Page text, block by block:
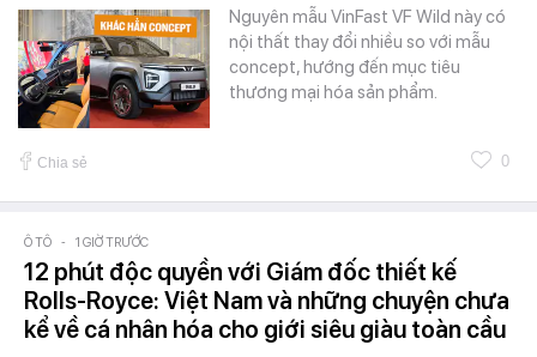
Nguyên mẫu VinFast VF Wild này có
nội thất thay đổi nhiều so với mẫu
concept, hướng đến mục tiêu
thương mại hóa sản phẩm.
Chia sẻ 0
Ô TÔ - 1 GIỜ TRƯỚC
12 phút độc quyền với Giám đốc thiết kế
Rolls-Royce: Việt Nam và những chuyện chưa
kể về cá nhân hóa cho giới siêu giàu toàn cầu